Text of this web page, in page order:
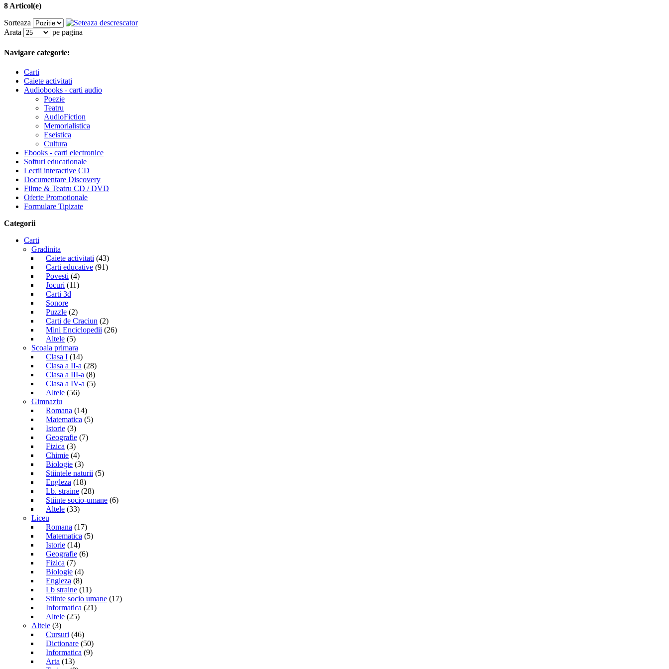
8 Articol(e)
Sorteaza
Arata
pe pagina
Navigare categorie:
Carti
Caiete activitati
Audiobooks - carti audio
Poezie
Teatru
AudioFiction
Memorialistica
Eseistica
Cultura
Ebooks - carti electronice
Softuri educationale
Lectii interactive CD
Documentare Discovery
Filme & Teatru CD / DVD
Oferte Promotionale
Formulare Tipizate
Categorii
Carti
Gradinita
Caiete activitati (43)
Carti educative (91)
Povesti (4)
Jocuri (11)
Carti 3d
Sonore
Puzzle (2)
Carti de Craciun (2)
Mini Enciclopedii (26)
Altele (5)
Scoala primara
Clasa I (14)
Clasa a II-a (28)
Clasa a III-a (8)
Clasa a IV-a (5)
Altele (56)
Gimnaziu
Romana (14)
Matematica (5)
Istorie (3)
Geografie (7)
Fizica (3)
Chimie (4)
Biologie (3)
Stiintele naturii (5)
Engleza (18)
Lb. straine (28)
Stiinte socio-umane (6)
Altele (33)
Liceu
Romana (17)
Matematica (5)
Istorie (14)
Geografie (6)
Fizica (7)
Biologie (4)
Engleza (8)
Lb straine (11)
Stiinte socio umane (17)
Informatica (21)
Altele (25)
Altele (3)
Cursuri (46)
Dictionare (50)
Informatica (9)
Arta (13)